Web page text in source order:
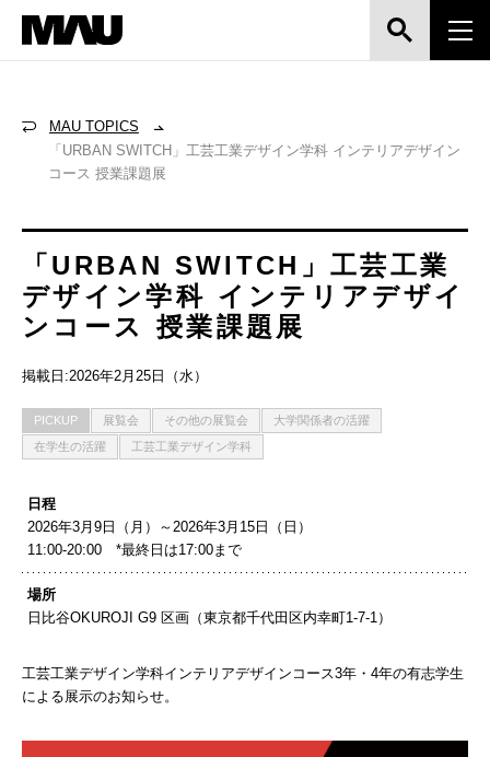
MAU TOPICS
「URBAN SWITCH」工芸工業デザイン学科 インテリアデザイン
コース 授業課題展
「URBAN SWITCH」工芸工業
デザイン学科 インテリアデザイ
ンコース 授業課題展
掲載日:2026年2月25日（水）
PICKUP 展覧会 その他の展覧会
大学関係者の活躍
在学生の活躍
工芸工業デザイン学科
日程
2026年3月9日（月）～2026年3月15日（日）
11:00-20:00 *最終日は17:00まで
場所
日比谷OKUROJI G9 区画（東京都千代田区内幸町1-7-1）
工芸工業デザイン学科インテリアデザインコース3年・4年の有志学生
による展示のお知らせ。